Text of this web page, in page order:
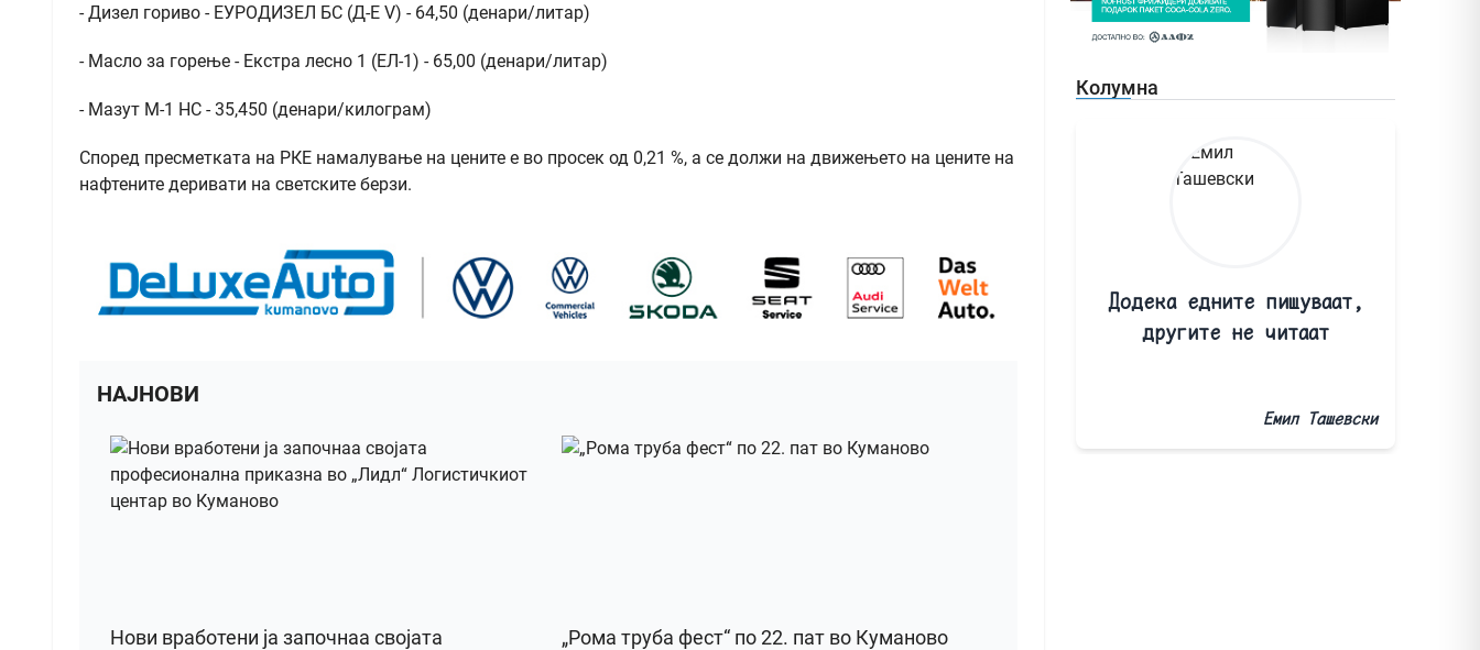
- Дизел гориво - ЕУРОДИЗЕЛ БС (Д-Е V) - 64,50 (денари/литар)
- Масло за горење - Екстра лесно 1 (ЕЛ-1) - 65,00 (денари/литар)
- Мазут М-1 НС - 35,450 (денари/килограм)
Според пресметката на РКЕ намалување на цените е во просек од 0,21 %, а се должи на движењето на цените на
нафтените деривати на светските берзи.
НАЈНОВИ
Нови вработени ја започнаа својата
„Рома труба фест“ по 22. пат во Куманово
Колумна
Додека едните пишуваат,
другите не читаат
Емил Ташевски